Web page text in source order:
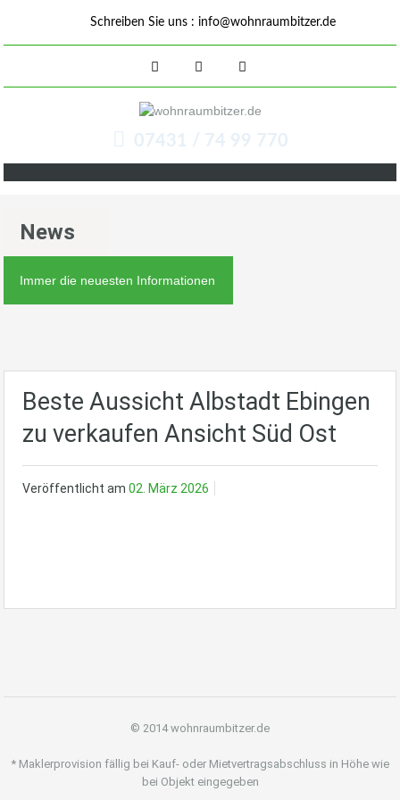
Schreiben Sie uns : info@wohnraumbitzer.de
07431 / 74 99 770
News
Immer die neuesten Informationen
Beste Aussicht Albstadt Ebingen
zu verkaufen Ansicht Süd Ost
Veröffentlicht am 02. März 2026
© 2014 wohnraumbitzer.de
* Maklerprovision fällig bei Kauf- oder Mietvertragsabschluss in Höhe wie
bei Objekt eingegeben